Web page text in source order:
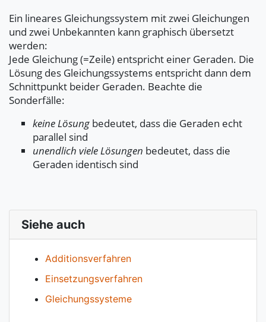
Ein lineares Gleichungssystem mit zwei Gleichungen
und zwei Unbekannten kann graphisch übersetzt
werden:
Jede Gleichung (=Zeile) entspricht einer Geraden. Die
Lösung des Gleichungssystems entspricht dann dem
Schnittpunkt beider Geraden. Beachte die
Sonderfälle:
keine Lösung bedeutet, dass die Geraden echt
parallel sind
unendlich viele Lösungen bedeutet, dass die
Geraden identisch sind
Siehe auch
Additionsverfahren
Einsetzungsverfahren
Gleichungssysteme